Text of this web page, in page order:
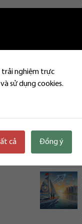
trải nghiệm trực
sử dụng cookies.
cả Đồng ý